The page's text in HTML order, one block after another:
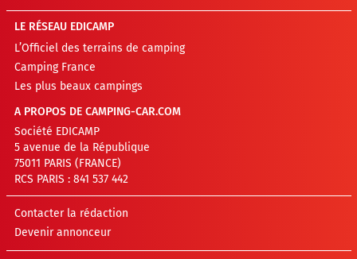
LE RÉSEAU EDICAMP
L’Officiel des terrains de camping
Camping France
Les plus beaux campings
A PROPOS DE CAMPING-CAR.COM
Société EDICAMP
5 avenue de la République
75011 PARIS (FRANCE)
RCS PARIS : 841 537 442
Contacter la rédaction
Devenir annonceur